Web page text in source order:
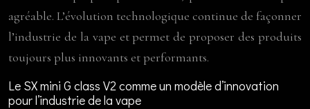
agréable. L’évolution technologique continue de façonner
l’industrie de la vape et permet de proposer des produits
toujours plus innovants et performants.
Le SX mini G class V2 comme un modèle d’innovation
pour l’industrie de la vape